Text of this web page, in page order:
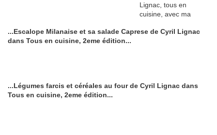
...Escalope Milanaise et sa salade Caprese de Cyril Lignac
dans Tous en cuisine, 2eme édition...
...Légumes farcis et céréales au four de Cyril Lignac dans
Tous en cuisine, 2eme édition...